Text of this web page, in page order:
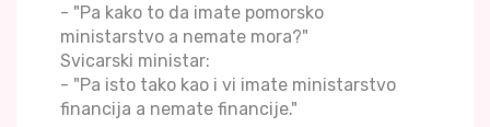
- "Pa kako to da imate pomorsko
ministarstvo a nemate mora?"
Svicarski ministar:
- "Pa isto tako kao i vi imate ministarstvo
financija a nemate financije."